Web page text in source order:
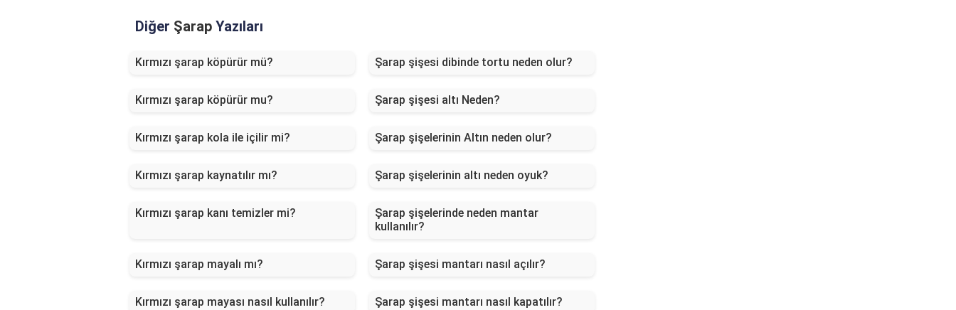
Diğer Şarap Yazıları
Kırmızı şarap köpürür mü? Şarap şişesi dibinde tortu neden olur?
Kırmızı şarap köpürür mu? Şarap şişesi altı Neden?
Kırmızı şarap kola ile içilir mi? Şarap şişelerinin Altın neden olur?
Kırmızı şarap kaynatılır mı? Şarap şişelerinin altı neden oyuk?
Kırmızı şarap kanı temizler mi?
Şarap şişelerinde neden mantar
kullanılır?
Kırmızı şarap mayalı mı? Şarap şişesi mantarı nasıl açılır?
Kırmızı şarap mayası nasıl kullanılır? Şarap şişesi mantarı nasıl kapatılır?